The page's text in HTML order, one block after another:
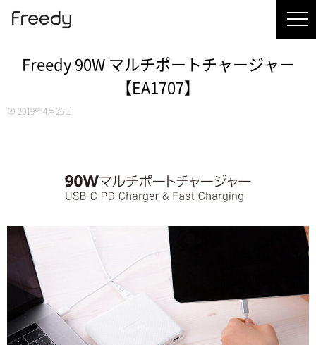
Freedy 90W マルチポートチャージャー
【EA1707】
2019年4月26日